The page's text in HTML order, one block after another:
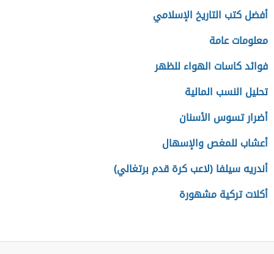
أفضل كتب التاريخ الإسلامي
معلومات عامة
فوائد كاسات الهواء للظهر
تحليل النسب المالية
أضرار تسوس الأسنان
أعشاب للمغص والإسهال
أندريه سيلفا (لاعب كرة قدم برتغالي)
أكلات تركية مشهورة